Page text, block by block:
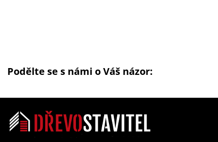
Podělte se s námi o Váš názor: